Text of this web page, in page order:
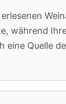
während
Quelle